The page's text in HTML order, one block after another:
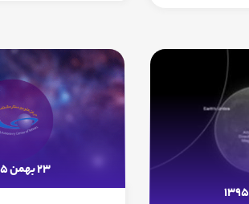
23 بهمن 1395